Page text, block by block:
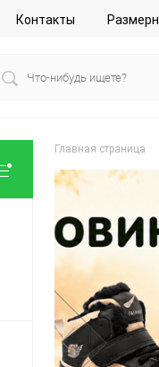
Контакты
Главная страница